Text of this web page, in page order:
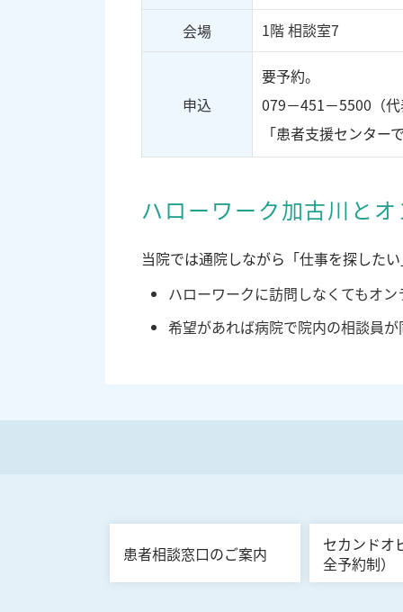
会場
1階 相談室7
申込
要予約。
079－451－5500（
「患者支援センタ
ハローワーク加古川と
当院では通院しながら「仕事を探した
ハローワークに訪問しなくてもオ
希望があれば病院で院内の相談員
患者相談窓口のご案内
セカンドオ
全予約制）